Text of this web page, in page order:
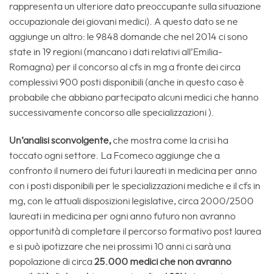
rappresenta un ulteriore dato preoccupante sulla situazione
occupazionale dei giovani medici). A questo dato se ne
aggiunge un altro: le 9848 domande che nel 2014 ci sono
state in 19 regioni (mancano i dati relativi all’Emilia-
Romagna) per il concorso al cfs in mg a fronte dei circa
complessivi 900 posti disponibili (anche in questo caso è
probabile che abbiano partecipato alcuni medici che hanno
successivamente concorso alle specializzazioni ).
Un’analisi sconvolgente,che mostra come la crisi ha
toccato ogni settore. La Fcomeco aggiunge che a
confronto il numero dei futuri laureati in medicina per anno
con i posti disponibili per le specializzazioni mediche e il cfs in
mg, con le attuali disposizioni legislative, circa 2000/2500
laureati in medicina per ogni anno futuro non avranno
opportunità di completare il percorso formativo post laurea
e si può ipotizzare che nei prossimi 10 anni ci sarà una
popolazione di circa25.000 medici che non avranno